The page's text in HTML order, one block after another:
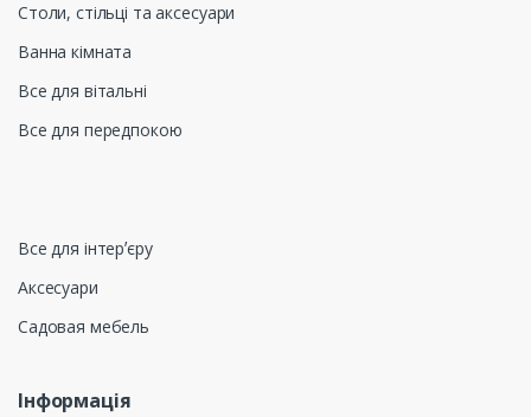
Столи, стільці та аксесуари
Ванна кімната
Все для вітальні
Все для передпокою
Все для інтерʼєру
Аксесуари
Садовая мебель
Інформація